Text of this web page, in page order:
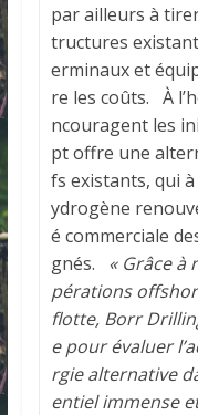
par ailleurs à
tructures
erminaux et
re les coûts. À
ncouragent les
pt offre une
fs existants, qui
ydrogène
é commerciale
gnés. « Grâce à
pérations
flotte, Borr
e pour évaluer
rgie alternative
entiel immense